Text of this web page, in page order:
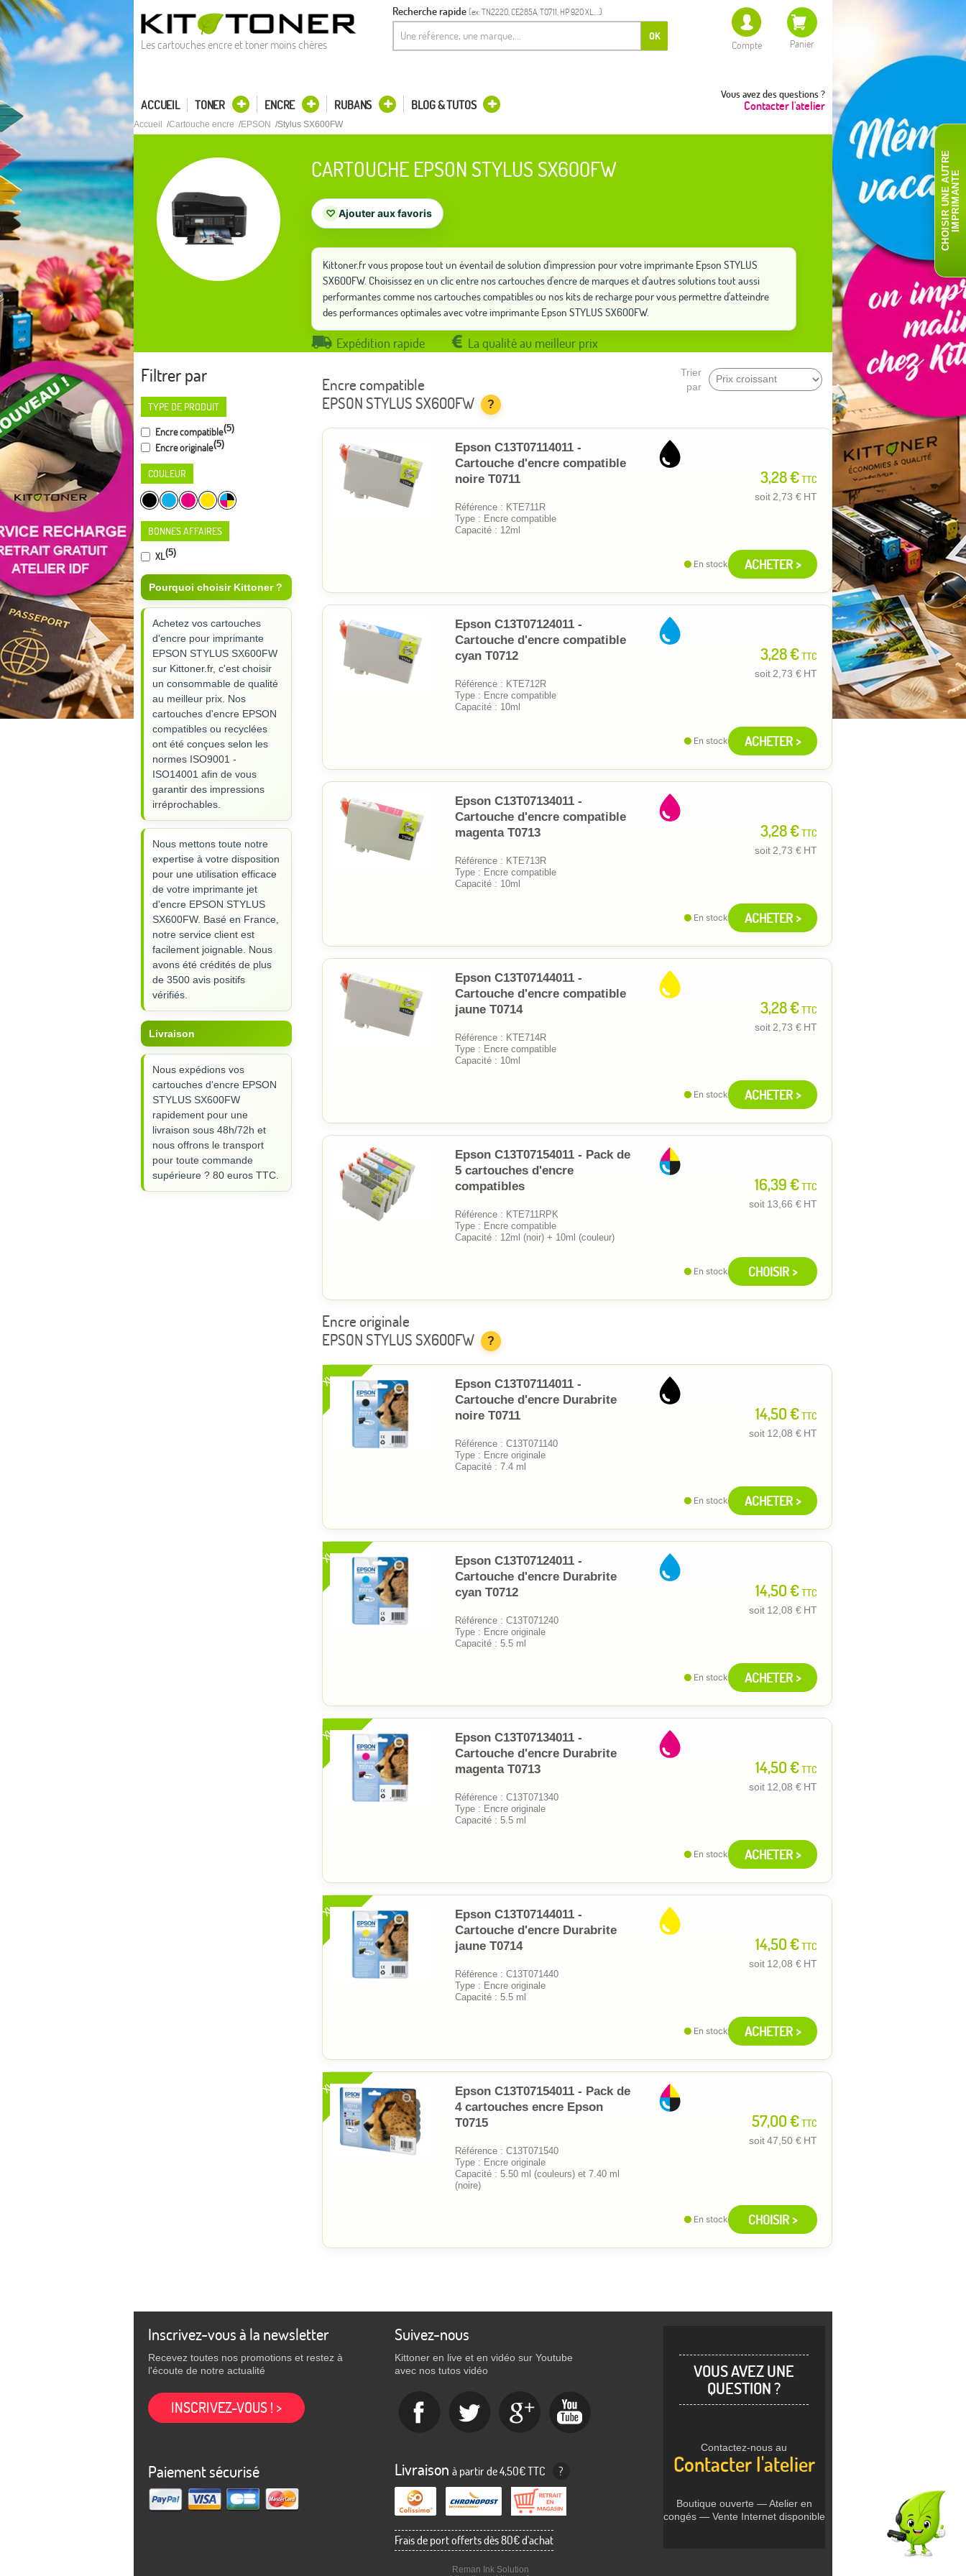
Les cartouches encre et toner moins chères
Recherche rapide (ex: TN2220, CE285A, T0711, HP 920 XL,...)
OK
Compte Panier
Vous avez des questions ?
Contacter l'atelier
ACCUEIL TONER ENCRE RUBANS BLOG & TUTOS
Accueil Cartouche encre EPSON Stylus SX600FW
CARTOUCHE EPSON STYLUS SX600FW
♡ Ajouter aux favoris
Kittoner.fr vous propose tout un éventail de solution d'impression pour votre imprimante Epson STYLUS
SX600FW. Choisissez en un clic entre nos cartouches d'encre de marques et d'autres solutions tout aussi
performantes comme nos cartouches compatibles ou nos kits de recharge pour vous permettre d'atteindre
des performances optimales avec votre imprimante Epson STYLUS SX600FW.
Expédition rapide La qualité au meilleur prix
Filtrer par
TYPE DE PRODUIT
Encre compatible(5)
Encre originale(5)
COULEUR
BONNES AFFAIRES
XL(5)
Pourquoi choisir Kittoner ?
Achetez vos cartouches
d'encre pour imprimante
EPSON STYLUS SX600FW
sur Kittoner.fr, c'est choisir
un consommable de qualité
au meilleur prix. Nos
cartouches d'encre EPSON
compatibles ou recyclées
ont été conçues selon les
normes ISO9001 -
ISO14001 afin de vous
garantir des impressions
irréprochables.
Nous mettons toute notre
expertise à votre disposition
pour une utilisation efficace
de votre imprimante jet
d'encre EPSON STYLUS
SX600FW. Basé en France,
notre service client est
facilement joignable. Nous
avons été crédités de plus
de 3500 avis positifs
vérifiés.
Livraison
Nous expédions vos
cartouches d'encre EPSON
STYLUS SX600FW
rapidement pour une
livraison sous 48h/72h et
nous offrons le transport
pour toute commande
supérieure ? 80 euros TTC.
Trier
par
Encre compatible
EPSON STYLUS SX600FW
?
Epson C13T07114011 -
Cartouche d'encre compatible
noire T0711
Référence : KTE711R
Type : Encre compatible
Capacité : 12ml
3,28 €TTC
soit 2,73 € HT
En stock ACHETER >
Epson C13T07124011 -
Cartouche d'encre compatible
cyan T0712
Référence : KTE712R
Type : Encre compatible
Capacité : 10ml
3,28 €TTC
soit 2,73 € HT
En stock ACHETER >
Epson C13T07134011 -
Cartouche d'encre compatible
magenta T0713
Référence : KTE713R
Type : Encre compatible
Capacité : 10ml
3,28 €TTC
soit 2,73 € HT
En stock ACHETER >
Epson C13T07144011 -
Cartouche d'encre compatible
jaune T0714
Référence : KTE714R
Type : Encre compatible
Capacité : 10ml
3,28 €TTC
soit 2,73 € HT
En stock ACHETER >
Epson C13T07154011 - Pack de
5 cartouches d'encre
compatibles
Référence : KTE711RPK
Type : Encre compatible
Capacité : 12ml (noir) + 10ml (couleur)
16,39 €TTC
soit 13,66 € HT
En stock CHOISIR >
Encre originale
EPSON STYLUS SX600FW
?
XL
Epson C13T07114011 -
Cartouche d'encre Durabrite
noire T0711
Référence : C13T071140
Type : Encre originale
Capacité : 7.4 ml
14,50 €TTC
soit 12,08 € HT
En stock ACHETER >
XL
Epson C13T07124011 -
Cartouche d'encre Durabrite
cyan T0712
Référence : C13T071240
Type : Encre originale
Capacité : 5.5 ml
14,50 €TTC
soit 12,08 € HT
En stock ACHETER >
XL
Epson C13T07134011 -
Cartouche d'encre Durabrite
magenta T0713
Référence : C13T071340
Type : Encre originale
Capacité : 5.5 ml
14,50 €TTC
soit 12,08 € HT
En stock ACHETER >
XL
Epson C13T07144011 -
Cartouche d'encre Durabrite
jaune T0714
Référence : C13T071440
Type : Encre originale
Capacité : 5.5 ml
14,50 €TTC
soit 12,08 € HT
En stock ACHETER >
XL
Epson C13T07154011 - Pack de
4 cartouches encre Epson
T0715
Référence : C13T071540
Type : Encre originale
Capacité : 5.50 ml (couleurs) et 7.40 ml
(noire)
57,00 €TTC
soit47,50 € HT
En stock CHOISIR >
Inscrivez-vous à la newsletter
Recevez toutes nos promotions et restez à
l'écoute de notre actualité
INSCRIVEZ-VOUS ! >
Paiement sécurisé
Suivez-nous
Kittoner en live et en vidéo sur Youtube
avec nos tutos vidéo
Livraison à partir de 4,50€ TTC ?
Frais de port offerts dès 80€ d'achat
VOUS AVEZ UNE
QUESTION ?
Contactez-nous au
Contacter l'atelier
Boutique ouverte — Atelier en
congés — Vente Internet disponible
Reman Ink Solution
C
H
O
I
S
I
R
U
N
E
AU
T
R
E
I
M
P
R
I
M
A
N
TE